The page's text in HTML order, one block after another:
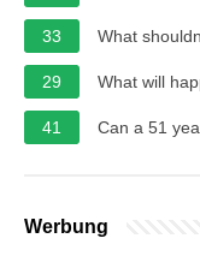
33 What
29 What will
41 Can a 51
Werbung